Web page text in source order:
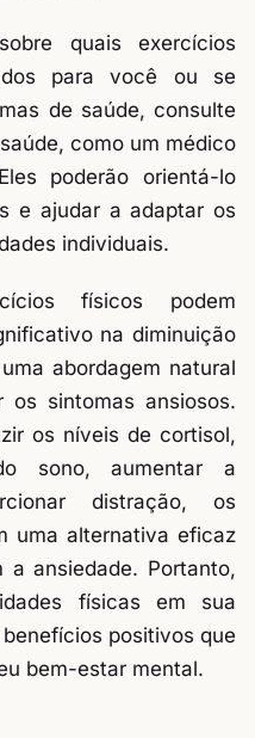
quais exercícios
para você ou se
de saúde, consulte
como um médico
poderão orientá-lo
e ajudar a adaptar os
individuais.
físicos podem
na diminuição
abordagem natural
os sintomas ansiosos.
os níveis de cortisol,
sono, aumentar a
distração, os
uma alternativa eficaz
ansiedade. Portanto,
físicas em sua
positivos que
bem-estar mental.